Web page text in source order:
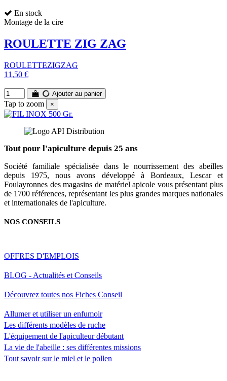
En stock
Montage de la cire
ROULETTE ZIG ZAG
ROULETTEZIGZAG
11,50 €
Ajouter au panier
Tap to zoom ×
Tout pour l'apiculture depuis 25 ans
Société familiale spécialisée dans le nourrissement des abeilles
depuis 1975, nous avons développé à Bordeaux, Lescar et
Foulayronnes des magasins de matériel apicole vous présentant plus
de 1700 références, représentant les plus grandes marques nationales
et internationales de l'apiculture.
NOS CONSEILS
OFFRES D'EMPLOIS
BLOG - Actualités et Conseils
Découvrez toutes nos Fiches Conseil
Allumer et utiliser un enfumoir
Les différents modèles de ruche
L'équipement de l'apiculteur débutant
La vie de l'abeille : ses différentes missions
Tout savoir sur le miel et le pollen